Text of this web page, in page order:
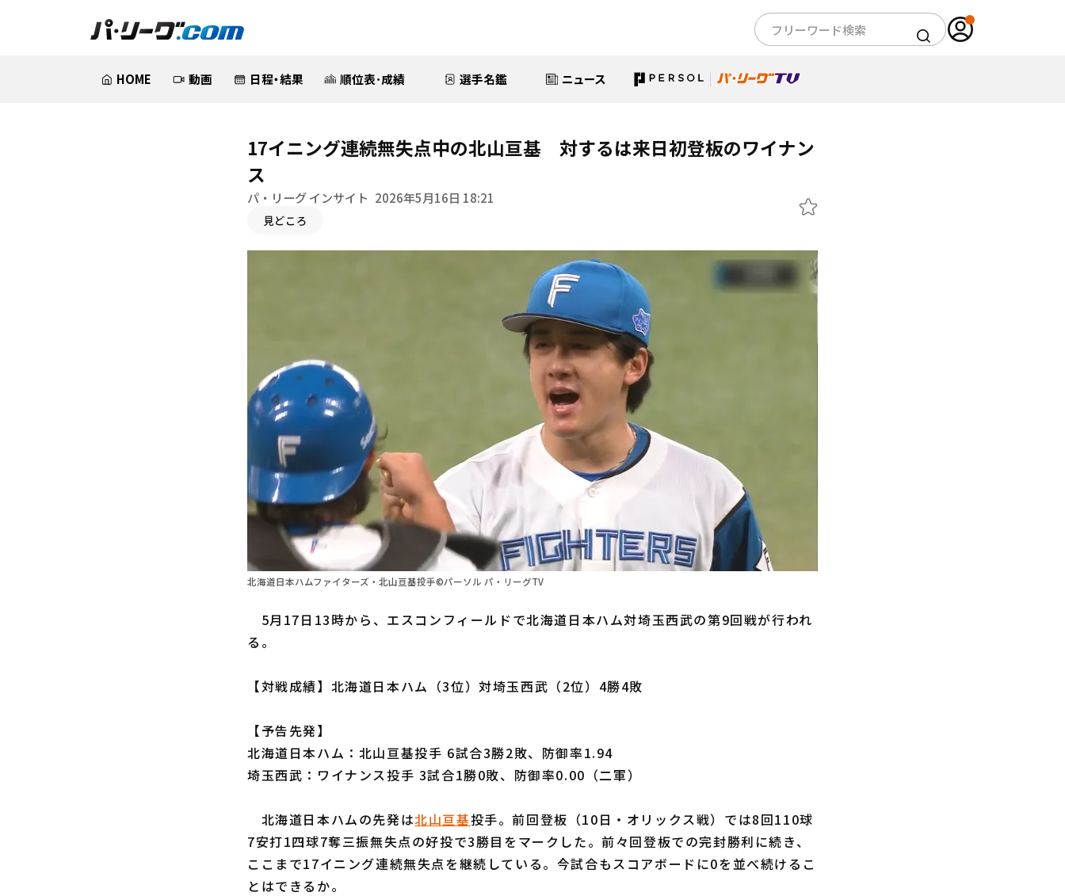
HOME 動画 日程・結果 順位表･成績 選手名鑑 ニュース
17イニング連続無失点中の北山亘基 対するは来日初登板のワイナン
ス
パ・リーグ インサイト 2026年5月16日 18:21
見どころ
北海道日本ハムファイターズ・北山亘基投手©パーソル パ・リーグTV
5月17日13時から、エスコンフィールドで北海道日本ハム対埼玉西武の第9回戦が行われ
る。
【対戦成績】北海道日本ハム（3位）対埼玉西武（2位）4勝4敗
【予告先発】
北海道日本ハム：北山亘基投手 6試合3勝2敗、防御率1.94
埼玉西武：ワイナンス投手 3試合1勝0敗、防御率0.00（二軍）
北海道日本ハムの先発は北山亘基投手。前回登板（10日・オリックス戦）では8回110球
7安打1四球7奪三振無失点の好投で3勝目をマークした。前々回登板での完封勝利に続き、
ここまで17イニング連続無失点を継続している。今試合もスコアボードに0を並べ続けるこ
とはできるか。